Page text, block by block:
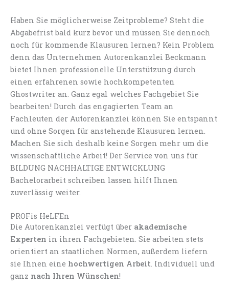
Haben Sie möglicherweise Zeitprobleme? Steht die
Abgabefrist bald kurz bevor und müssen Sie dennoch
noch für kommende Klausuren lernen? Kein Problem
denn das Unternehmen Autorenkanzlei Beckmann
bietet Ihnen professionelle Unterstützung durch
einen erfahrenen sowie hochkompetenten
Ghostwriter an. Ganz egal welches Fachgebiet Sie
bearbeiten! Durch das engagierten Team an
Fachleuten der Autorenkanzlei können Sie entspannt
und ohne Sorgen für anstehende Klausuren lernen.
Machen Sie sich deshalb keine Sorgen mehr um die
wissenschaftliche Arbeit! Der Service von uns für
BILDUNG NACHHALTIGE ENTWICKLUNG
Bachelorarbeit schreiben lassen hilft Ihnen
zuverlässig weiter.
PROFis HeLFEn
Die Autorenkanzlei verfügt über akademische
Experten in ihren Fachgebieten. Sie arbeiten stets
orientiert an staatlichen Normen, außerdem liefern
sie Ihnen eine hochwertigen Arbeit. Individuell und
ganz nach Ihren Wünschen!